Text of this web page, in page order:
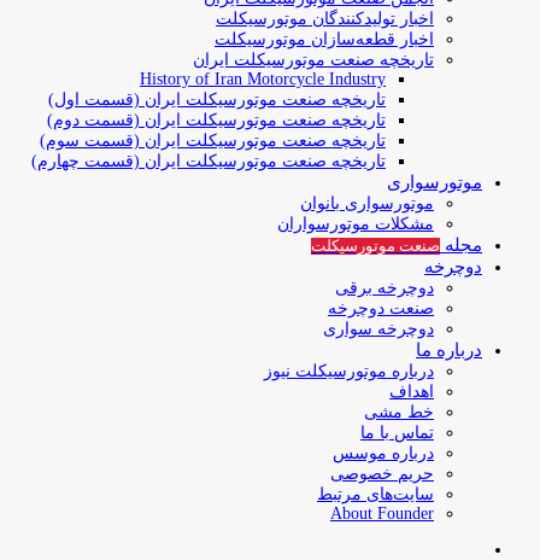
اخبار تولیدکنندگان موتورسیکلت
اخبار قطعه‌سازان موتورسیکلت
تاریخچه صنعت موتورسیکلت ایران
History of Iran Motorcycle Industry
تاریخچه صنعت موتورسیکلت ایران (قسمت اول)
تاریخچه صنعت موتورسیکلت ایران (قسمت دوم)
تاریخچه صنعت موتورسیکلت ایران (قسمت سوم)
تاریخچه صنعت موتورسیکلت ایران (قسمت چهارم)
موتورسواری
موتورسواری بانوان
مشکلات موتورسواران
مجله صنعت موتورسیکلت
دوچرخه
دوچرخه برقی
صنعت دوچرخه
دوچرخه سواری
درباره ما
درباره موتورسیکلت نیوز
اهداف
خط مشی
تماس با ما
درباره موسس
حریم خصوصی
سایت‌های مرتبط
About Founder